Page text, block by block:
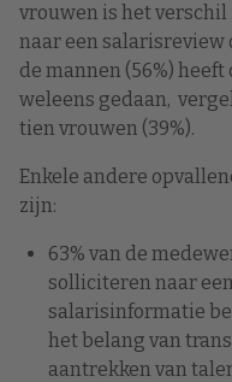
vrouwen is het
naar een salarisreview
de mannen (56%)
weleens gedaan,
tien vrouwen (39%).
Enkele andere
zijn:
63% van de
solliciteren naar
salarisinformatie
het belang van
aantrekken van